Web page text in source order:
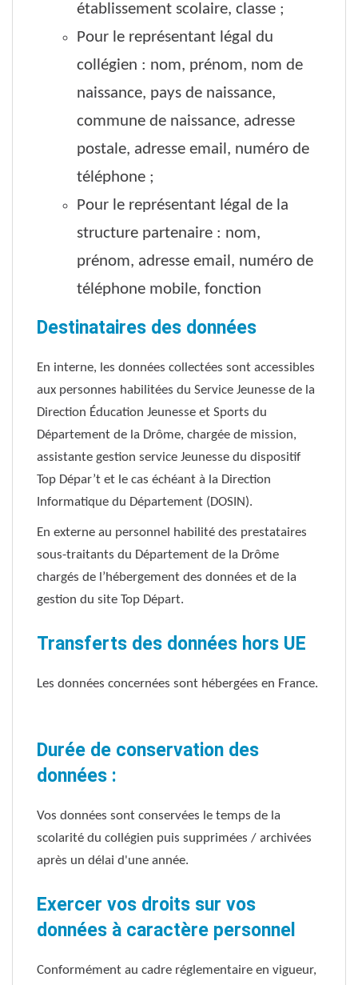
établissement scolaire, classe ;
Pour le représentant légal du
collégien : nom, prénom, nom de
naissance, pays de naissance,
commune de naissance, adresse
postale, adresse email, numéro de
téléphone ;
Pour le représentant légal de la
structure partenaire : nom,
prénom, adresse email, numéro de
téléphone mobile, fonction
Destinataires des données
En interne, les données collectées sont accessibles
aux personnes habilitées du Service Jeunesse de la
Direction Éducation Jeunesse et Sports du
Département de la Drôme, chargée de mission,
assistante gestion service Jeunesse du dispositif
Top Dépar’t et le cas échéant à la Direction
Informatique du Département (DOSIN).
En externe au personnel habilité des prestataires
sous-traitants du Département de la Drôme
chargés de l’hébergement des données et de la
gestion du site Top Départ.
Transferts des données hors UE
Les données concernées sont hébergées en France.
Durée de conservation des
données :
Vos données sont conservées le temps de la
scolarité du collégien puis supprimées / archivées
après un délai d'une année.
Exercer vos droits sur vos
données à caractère personnel
Conformément au cadre réglementaire en vigueur,